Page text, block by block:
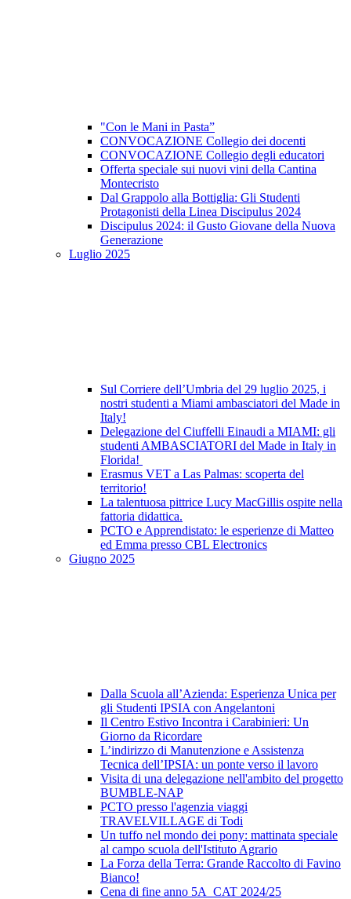
"Con le Mani in Pasta”
CONVOCAZIONE Collegio dei docenti
CONVOCAZIONE Collegio degli educatori
Offerta speciale sui nuovi vini della Cantina
Montecristo
Dal Grappolo alla Bottiglia: Gli Studenti
Protagonisti della Linea Discipulus 2024
Discipulus 2024: il Gusto Giovane della Nuova
Generazione
Luglio 2025
Sul Corriere dell’Umbria del 29 luglio 2025, i
nostri studenti a Miami ambasciatori del Made in
Italy!
Delegazione del Ciuffelli Einaudi a MIAMI: gli
studenti AMBASCIATORI del Made in Italy in
Florida!
Erasmus VET a Las Palmas: scoperta del
territorio!
La talentuosa pittrice Lucy MacGillis ospite nella
fattoria didattica.
PCTO e Apprendistato: le esperienze di Matteo
ed Emma presso CBL Electronics
Giugno 2025
Dalla Scuola all’Azienda: Esperienza Unica per
gli Studenti IPSIA con Angelantoni
Il Centro Estivo Incontra i Carabinieri: Un
Giorno da Ricordare
L’indirizzo di Manutenzione e Assistenza
Tecnica dell’IPSIA: un ponte verso il lavoro
Visita di una delegazione nell'ambito del progetto
BUMBLE-NAP
PCTO presso l'agenzia viaggi
TRAVELVILLAGE di Todi
Un tuffo nel mondo dei pony: mattinata speciale
al campo scuola dell'Istituto Agrario
La Forza della Terra: Grande Raccolto di Favino
Bianco!
Cena di fine anno 5A_CAT 2024/25